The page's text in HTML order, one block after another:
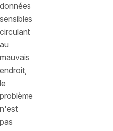
données
sensibles
circulant
au
mauvais
endroit,
le
problème
n'est
pas